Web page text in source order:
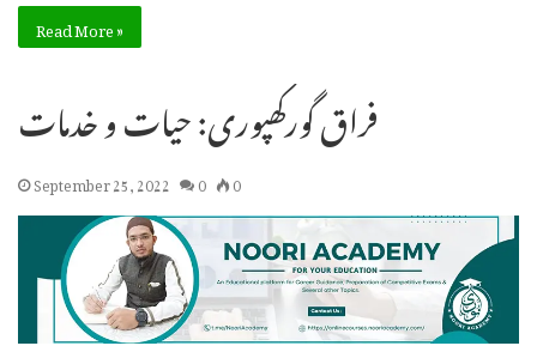
Read More »
فراق گورکھپوری: حیات و خدمات
September 25, 2022 0 0